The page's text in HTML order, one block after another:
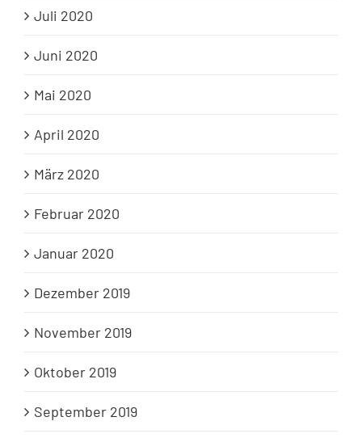
Juli 2020
Juni 2020
Mai 2020
April 2020
März 2020
Februar 2020
Januar 2020
Dezember 2019
November 2019
Oktober 2019
September 2019